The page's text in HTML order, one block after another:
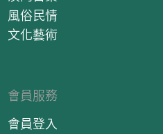
風俗民情
文化藝術
會員服務
會員登入